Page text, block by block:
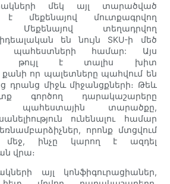
մեկ այլ տարածված
է մեքենայով մուտքագրվող
Մեքենայով տեղադրվող
են նույն SKU-ի մեծ
պահեստների համար: Այս
թույլ է տալիս խիտ
որ պալետները պահվում են
դրանց միջև միջանցքների։ Թեև
գործող դարակաշարերը
պահեստային տարածքը,
ունենալու համար
որոնք մտցվում
մեջ, ինչը կարող է ազդել
վրա։
այլ կոնֆիգուրացիաներ,